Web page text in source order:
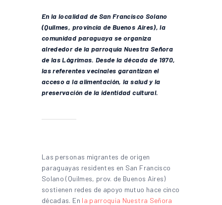
En la localidad de San Francisco Solano
(Quilmes, provincia de Buenos Aires), la
comunidad paraguaya se organiza
alrededor de la parroquia Nuestra Señora
de las Lágrimas. Desde la década de 1970,
las referentes vecinales garantizan el
acceso a la alimentación, la salud y la
preservación de la identidad cultural.
Las personas migrantes de origen
paraguayas residentes en San Francisco
Solano (Quilmes, prov. de Buenos Aires)
sostienen redes de apoyo mutuo hace cinco
décadas. En la parroquia Nuestra Señora